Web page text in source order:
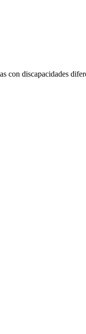
con discapacidades